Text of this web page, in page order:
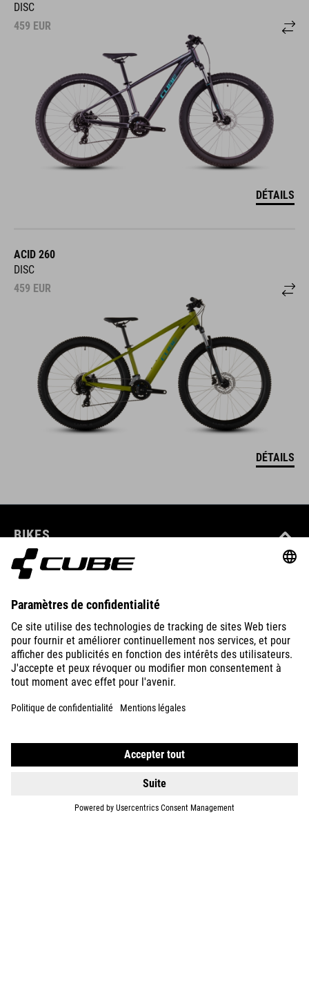
DISC
459 EUR
DÉTAILS
ACID 260
DISC
459 EUR
DÉTAILS
BIKES
ENFANTS
GEAR
EQUIPMENT